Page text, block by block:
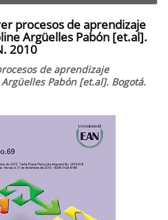
procesos de aprendizaje
Argüelles Pabón [et.al].
2010
de aprendizaje
Pabón [et.al]. Bogotá.